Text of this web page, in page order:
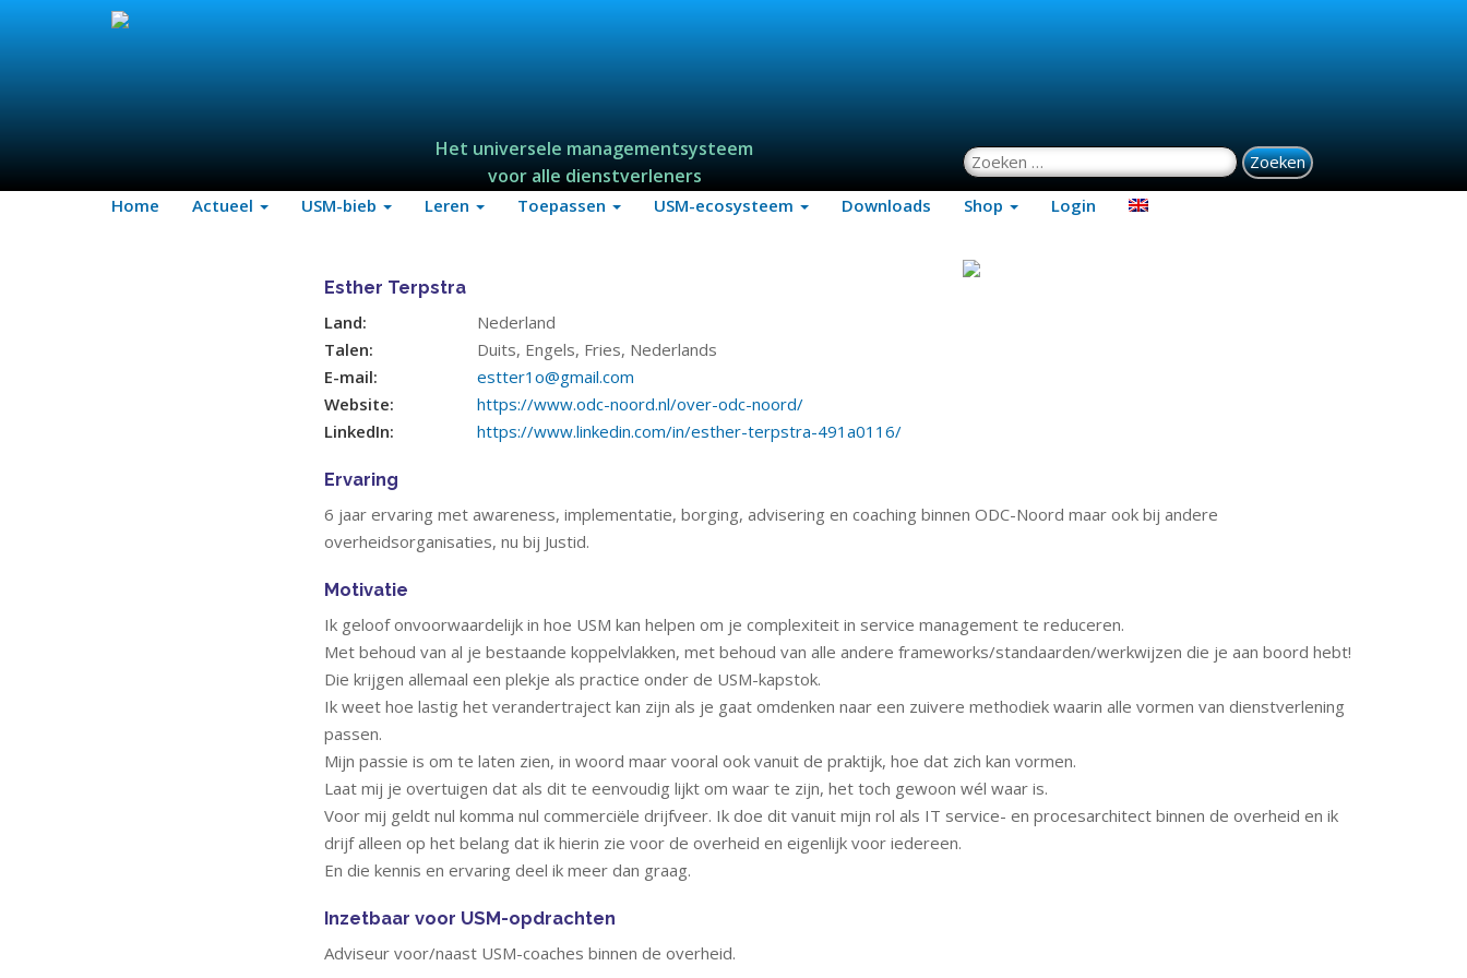
Het universele managementsysteem
voor alle dienstverleners
Zoeken naar:
Home Actueel USM-bieb Leren Toepassen USM-ecosysteem Downloads Shop Login
Esther Terpstra
Land:
Nederland
Talen:
Duits, Engels, Fries, Nederlands
E-mail:
estter1o@gmail.com
Website:
https://www.odc-noord.nl/over-odc-noord/
LinkedIn:
https://www.linkedin.com/in/esther-terpstra-491a0116/
Ervaring
6 jaar ervaring met awareness, implementatie, borging, advisering en coaching binnen ODC-Noord maar ook bij andere
overheidsorganisaties, nu bij Justid.
Motivatie
Ik geloof onvoorwaardelijk in hoe USM kan helpen om je complexiteit in service management te reduceren.
Met behoud van al je bestaande koppelvlakken, met behoud van alle andere frameworks/standaarden/werkwijzen die je aan boord hebt!
Die krijgen allemaal een plekje als practice onder de USM-kapstok.
Ik weet hoe lastig het verandertraject kan zijn als je gaat omdenken naar een zuivere methodiek waarin alle vormen van dienstverlening
passen.
Mijn passie is om te laten zien, in woord maar vooral ook vanuit de praktijk, hoe dat zich kan vormen.
Laat mij je overtuigen dat als dit te eenvoudig lijkt om waar te zijn, het toch gewoon wél waar is.
Voor mij geldt nul komma nul commerciële drijfveer. Ik doe dit vanuit mijn rol als IT service- en procesarchitect binnen de overheid en ik
drijf alleen op het belang dat ik hierin zie voor de overheid en eigenlijk voor iedereen.
En die kennis en ervaring deel ik meer dan graag.
Inzetbaar voor USM-opdrachten
Adviseur voor/naast USM-coaches binnen de overheid.